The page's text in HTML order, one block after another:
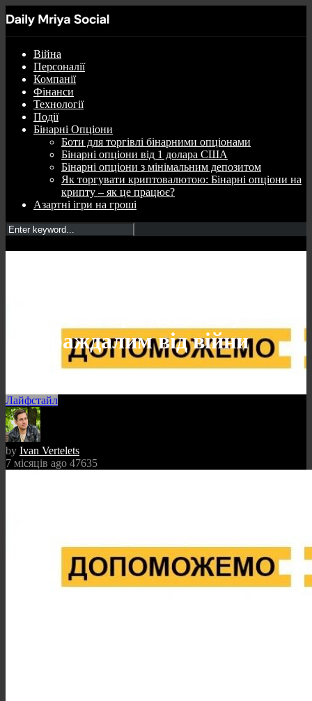
Війна
Персоналії
Компанії
Фінанси
Технології
Події
Бінарні Опціони
Боти для торгівлі бінарними опціонами
Бінарні опціони від 1 долара США
Бінарні опціони з мінімальним депозитом
Як торгувати криптовалютою: Бінарні опціони на
крипту – як це працює?
Азартні ігри на гроші
постраждалим від війни
Лайфстайл
by Ivan Vertelets
7 місяців ago 47635